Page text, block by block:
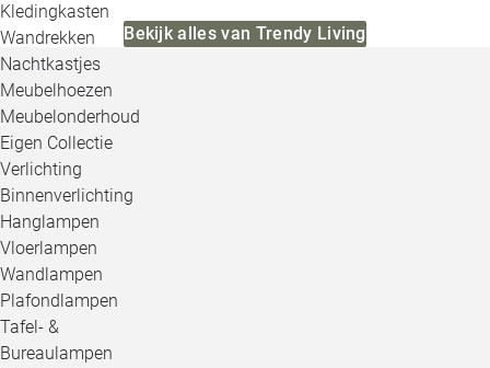
Kledingkasten
Wandrekken
Nachtkastjes
Meubelhoezen
Meubelonderhoud
Eigen Collectie
Verlichting
Binnenverlichting
Hanglampen
Vloerlampen
Wandlampen
Plafondlampen
Tafel- &
Bureaulampen
Bekijk alles van Trendy Living